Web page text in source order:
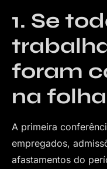
1. Se
foram
na folha
A primeira
empregados,
afastamentos do